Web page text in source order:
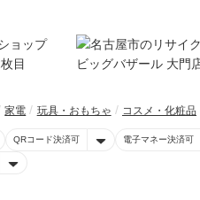
家電 玩具・おもちゃ コスメ・化粧品
QRコード決済可 電子マネー決済可